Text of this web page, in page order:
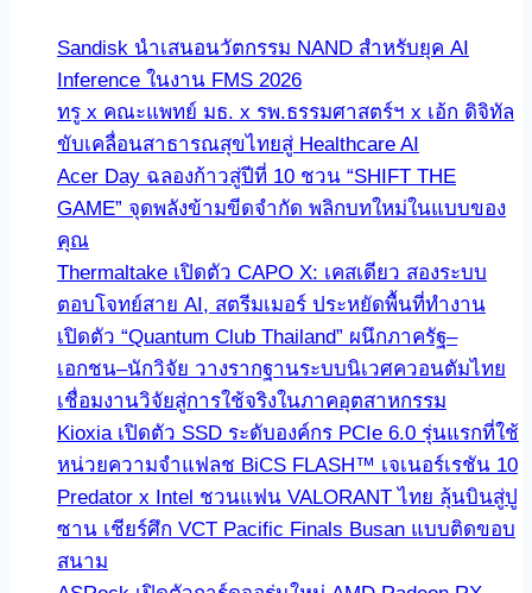
Sandisk นำเสนอนวัตกรรม NAND สำหรับยุค AI
Inference ในงาน FMS 2026
ทรู x คณะแพทย์ มธ. x รพ.ธรรมศาสตร์ฯ x เอ้ก ดิจิทัล
ขับเคลื่อนสาธารณสุขไทยสู่ Healthcare AI
Acer Day ฉลองก้าวสู่ปีที่ 10 ชวน “SHIFT THE
GAME” จุดพลังข้ามขีดจำกัด พลิกบทใหม่ในแบบของ
คุณ
Thermaltake เปิดตัว CAPO X: เคสเดียว สองระบบ
ตอบโจทย์สาย AI, สตรีมเมอร์ ประหยัดพื้นที่ทำงาน
เปิดตัว “Quantum Club Thailand” ผนึกภาครัฐ–
เอกชน–นักวิจัย วางรากฐานระบบนิเวศควอนตัมไทย
เชื่อมงานวิจัยสู่การใช้จริงในภาคอุตสาหกรรม
Kioxia เปิดตัว SSD ระดับองค์กร PCIe 6.0 รุ่นแรกที่ใช้
หน่วยความจำแฟลช BiCS FLASH™ เจเนอร์เรชัน 10
Predator x Intel ชวนแฟน VALORANT ไทย ลุ้นบินสู่ปู
ซาน เชียร์ศึก VCT Pacific Finals Busan แบบติดขอบ
สนาม